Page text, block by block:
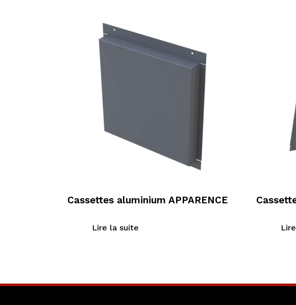
Cassettes aluminium APPARENCE
Lire la suite